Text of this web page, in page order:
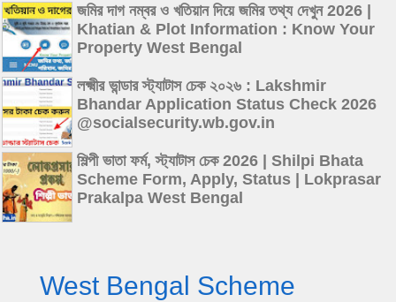
জমির দাগ নম্বর ও খতিয়ান দিয়ে জমির তথ্য দেখুন 2026 |
Khatian & Plot Information : Know Your
Property West Bengal
লক্ষ্মীর ভান্ডার স্ট্যাটাস চেক ২০২৬ : Lakshmir
Bhandar Application Status Check 2026
@socialsecurity.wb.gov.in
শিল্পী ভাতা ফর্ম, স্ট্যাটাস চেক 2026 | Shilpi Bhata
Scheme Form, Apply, Status | Lokprasar
Prakalpa West Bengal
West Bengal Scheme